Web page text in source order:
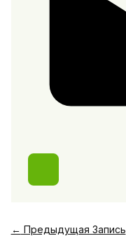
← Предыдущая Запись